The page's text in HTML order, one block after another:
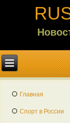
Главная
Спорт в России